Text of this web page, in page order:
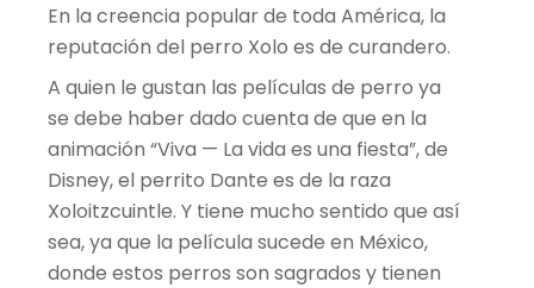
En la creencia popular de toda América, la
reputación del perro Xolo es de curandero.
A quien le gustan las películas de perro ya
se debe haber dado cuenta de que en la
animación “Viva — La vida es una fiesta”, de
Disney, el perrito Dante es de la raza
Xoloitzcuintle. Y tiene mucho sentido que así
sea, ya que la película sucede en México,
donde estos perros son sagrados y tienen